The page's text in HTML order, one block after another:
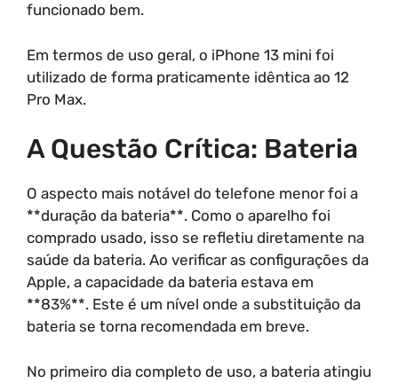
funcionado bem.
Em termos de uso geral, o iPhone 13 mini foi
utilizado de forma praticamente idêntica ao 12
Pro Max.
A Questão Crítica: Bateria
O aspecto mais notável do telefone menor foi a
**duração da bateria**. Como o aparelho foi
comprado usado, isso se refletiu diretamente na
saúde da bateria. Ao verificar as configurações da
Apple, a capacidade da bateria estava em
**83%**. Este é um nível onde a substituição da
bateria se torna recomendada em breve.
No primeiro dia completo de uso, a bateria atingiu